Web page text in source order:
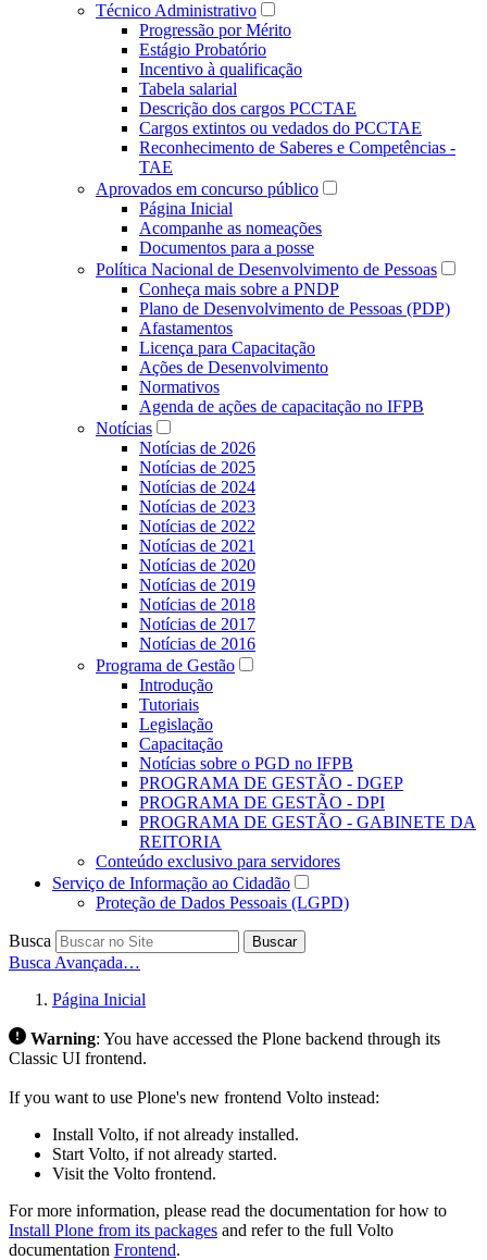
Técnico Administrativo
Progressão por Mérito
Estágio Probatório
Incentivo à qualificação
Tabela salarial
Descrição dos cargos PCCTAE
Cargos extintos ou vedados do PCCTAE
Reconhecimento de Saberes e Competências -
TAE
Aprovados em concurso público
Página Inicial
Acompanhe as nomeações
Documentos para a posse
Política Nacional de Desenvolvimento de Pessoas
Conheça mais sobre a PNDP
Plano de Desenvolvimento de Pessoas (PDP)
Afastamentos
Licença para Capacitação
Ações de Desenvolvimento
Normativos
Agenda de ações de capacitação no IFPB
Notícias
Notícias de 2026
Notícias de 2025
Notícias de 2024
Notícias de 2023
Notícias de 2022
Notícias de 2021
Notícias de 2020
Notícias de 2019
Notícias de 2018
Notícias de 2017
Notícias de 2016
Programa de Gestão
Introdução
Tutoriais
Legislação
Capacitação
Notícias sobre o PGD no IFPB
PROGRAMA DE GESTÃO - DGEP
PROGRAMA DE GESTÃO - DPI
PROGRAMA DE GESTÃO - GABINETE DA
REITORIA
Conteúdo exclusivo para servidores
Serviço de Informação ao Cidadão
Proteção de Dados Pessoais (LGPD)
Busca Buscar
Busca Avançada…
Página Inicial
Warning: You have accessed the Plone backend through its
Classic UI frontend.
If you want to use Plone's new frontend Volto instead:
Install Volto, if not already installed.
Start Volto, if not already started.
Visit the Volto frontend.
For more information, please read the documentation for how to
Install Plone from its packages and refer to the full Volto
documentation Frontend.